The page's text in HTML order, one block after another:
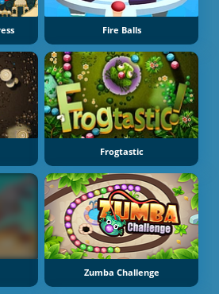
Fire Balls
Frogtastic
Zumba Challenge